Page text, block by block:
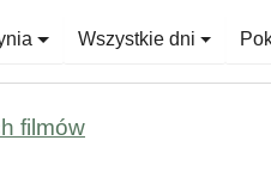
Wszystkie dni
filmów